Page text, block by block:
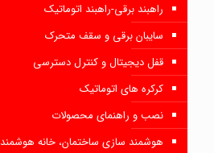
راهبند برقی-راهبند اتوماتیک
سایبان برقی و سقف متحرک
قفل دیجیتال و کنترل دسترسی
کرکره های اتوماتیک
نصب و راهنمای محصولات
هوشمند سازی ساختمان، خانه هوشمند